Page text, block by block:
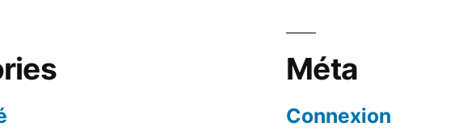
Méta
Connexion